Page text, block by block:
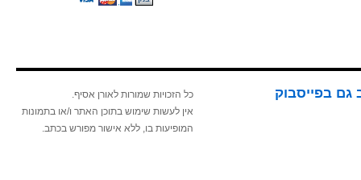
גם בפייסבוק
כל הזכויות שמורות לאורן אסיף.
אין לעשות שימוש בתוכן האתר ו/או בתמונות
המופיעות בו, ללא אישור מפורש בכתב.